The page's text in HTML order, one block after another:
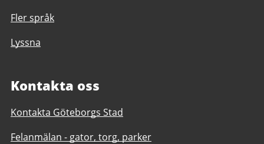
Fler språk
Lyssna
Kontakta oss
Kontakta Göteborgs Stad
Felanmälan - gator, torg, parker